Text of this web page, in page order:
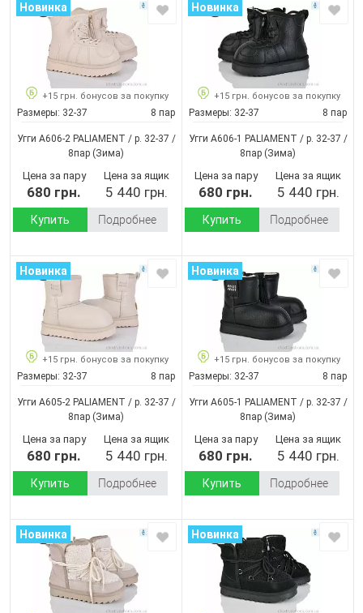
Новинка
+15 грн. бонусов за покупку
Размеры: 32-37 8 пар
Угги A606-2 PALIAMENT / p. 32-37 /
8пар (Зима)
Цена за пару
680 грн.
Цена за ящик
5 440 грн.
Купить Подробнее
Новинка
+15 грн. бонусов за покупку
Размеры: 32-37 8 пар
Угги A606-1 PALIAMENT / p. 32-37 /
8пар (Зима)
Цена за пару
680 грн.
Цена за ящик
5 440 грн.
Купить Подробнее
Новинка
+15 грн. бонусов за покупку
Размеры: 32-37 8 пар
Угги A605-2 PALIAMENT / p. 32-37 /
8пар (Зима)
Цена за пару
680 грн.
Цена за ящик
5 440 грн.
Купить Подробнее
Новинка
+15 грн. бонусов за покупку
Размеры: 32-37 8 пар
Угги A605-1 PALIAMENT / p. 32-37 /
8пар (Зима)
Цена за пару
680 грн.
Цена за ящик
5 440 грн.
Купить Подробнее
Новинка Новинка